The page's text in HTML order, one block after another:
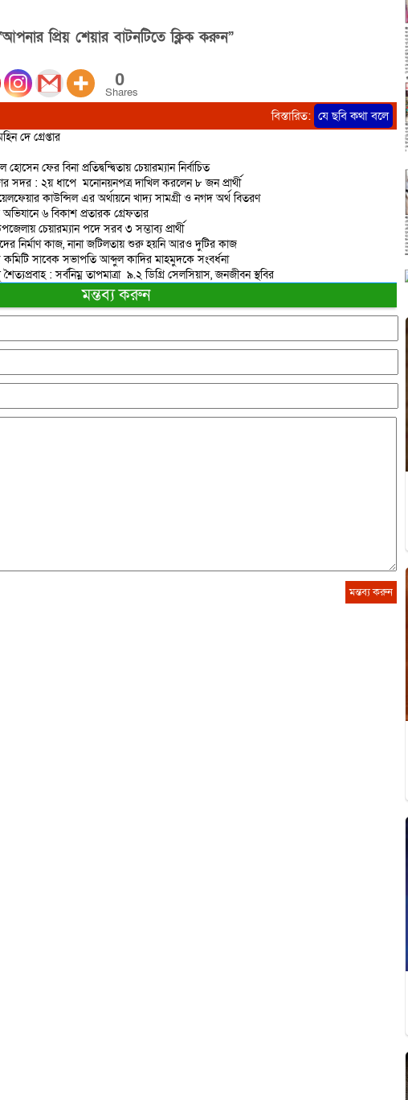
প্রিয় শেয়ার বাটনটিতে ক্লিক করুন”
0
Shares
বিস্তারিত: যে ছবি কথা বলে
দে গ্রেপ্তার
ফের বিনা প্রতিদ্বন্দ্বিতায় চেয়ারম্যান নির্বাচিত
সদর : ২য় ধাপে মনোনয়নপত্র দাখিল করলেন ৮ জন প্রার্থী
কাউন্সিল এর অর্থায়নে খাদ্য সামগ্রী ও নগদ অর্থ বিতরণ
৬ বিকাশ প্রতারক গ্রেফতার
চেয়ারম্যান পদে সরব ৩ সম্ভাব্য প্রার্থী
নির্মাণ কাজ, নানা জটিলতায় শুরু হয়নি আরও দুটির কাজ
কমিটি সাবেক সভাপতি আব্দুল কাদির মাহমুদকে সংবর্ধনা
: সর্বনিম্ন তাপমাত্রা ৯.২ ডিগ্রি সেলসিয়াস, জনজীবন স্থবির
মন্তব্য করুন